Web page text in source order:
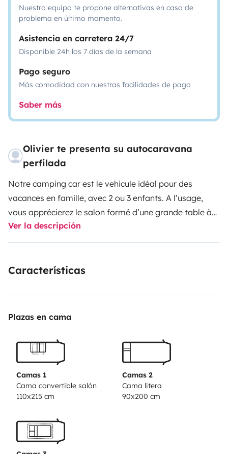
Nuestro equipo te propone alternativas en caso de
problema en último momento.
Asistencia en carretera 24/7
Disponible 24h los 7 días de la semana
Pago seguro
Más comodidad con nuestras facilidades de pago
Saber más
Olivier te presenta su autocaravana
perfilada
Notre camping car est le vehicule idéal pour des
vacances en famille, avec 2 ou 3 enfants. A l’usage,
vous apprécierez le salon formé d’une grande table à
rallonge, de larges banquettes et des sièges de cabine
pivotants. Ce camping car se conduit très
pour la prise en main du véhicule ainsi que pour vous
toutes questions ou demandes, et nous nous ferons
magnifique région.
Ver la descripción
Características
Plazas en cama
Camas 1
Cama convertible salón
110x215 cm
Camas 2
Cama litera
90x200 cm